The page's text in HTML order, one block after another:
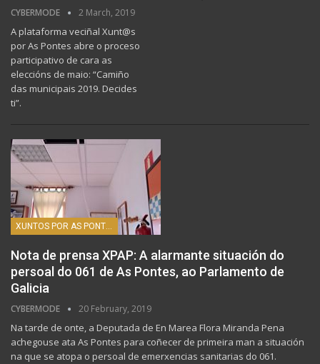
CYBERMODE 2 March, 2019
A plataforma veciñal Xunt@s
por As Pontes abre o proceso
participativo de cara as
eleccións de maio: “Camiño
das municipais 2019. Decides
ti”.
XUNTOS POR AS PONTES
Nota de prensa XPAP: A alarmante situación do
persoal do 061 de As Pontes, ao Parlamento de
Galicia
CYBERMODE 20 February, 2019
Na tarde de onte, a Deputada de En Marea Flora Miranda Pena
achegouse ata As Pontes para coñecer de primeira man a situación
na que se atopa o persoal de emerxencias sanitarias do 061.